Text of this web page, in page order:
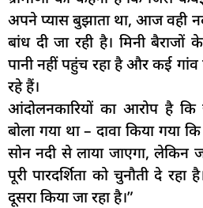
अपने प्यास बुझाता था, आज वही
बांध दी जा रही है। मिनी
पानी नहीं पहुंच रहा है और कई
रहे हैं।
आंदोलनकारियों का आरोप है
बोला गया था – दावा किया गया
सोन नदी से लाया जाएगा, लेकिन
पूरी पारदर्शिता को चुनौती दे रहा
दूसरा किया जा रहा है।”